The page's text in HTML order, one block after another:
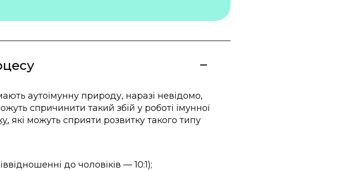
аутоімунну природу, наразі невідомо,
спричинити такий збій у роботі імунної
, які можуть сприяти розвитку такого типу
до чоловіків — 10:1);